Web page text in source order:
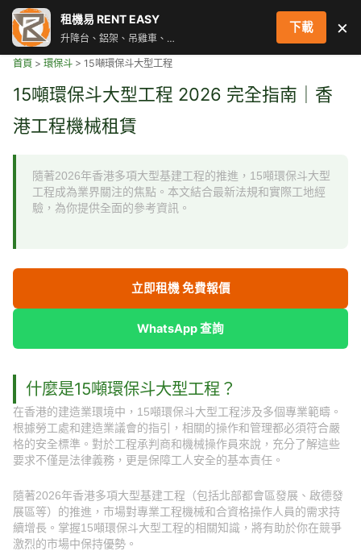
首頁 > 環保斗 > 15噸環保斗大型工程
15噸環保斗大型工程 2026 完全指南｜香
港工程機械租賃
隨著2026年香港多項大型基建工程的推進，15噸環保斗大型
工程成為業界關注的焦點。本文結合最新法規和實際工地經
驗，為你提供全面的參考資訊。
立即租機 免費報價
WhatsApp 查詢
什麼是15噸環保斗大型工程？
在香港的建造業環境中，15噸環保斗大型工程涉及多個專業範疇。
根據勞工處和建造業議會的指引，相關的操作和管理都必須符合嚴
格的安全標準。對於工程承判商和機械操作員來說，充分了解這些
要求不僅是法律義務，更是保障工人安全的基本責任。
隨著2026年香港多項大型基建工程（包括北部都會區發展、啟德發
展區等）的推進，市場對專業工程機械和合資格操作人員的需求持
續增長。掌握15噸環保斗大型工程的相關知識，將有助於你在競爭
激烈的市場中保持優勢。
租機易 RENT EASY
升降台、鋁架、吊雞車、街燈車 即時叫車配對服務
下載 ×